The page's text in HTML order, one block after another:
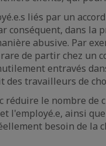
liés par un
conséquent, dans la
abusive. Par
de partir chez un
entravés
des travailleurs de
le nombre de
l'employé.e, ainsi
besoin de la